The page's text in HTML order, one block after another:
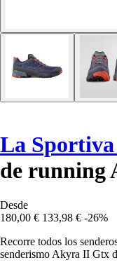
La Sportiva
de running
Desde
180,00 € 133,98 € -26%
Recorre todos los
senderismo Akyra II Gtx